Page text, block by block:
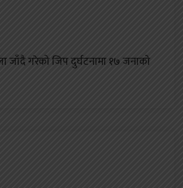
जाँदै गरेको जिप दुर्घटनामा १७ जनाको